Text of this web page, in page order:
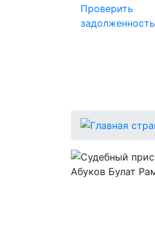
Проверить
задолженность